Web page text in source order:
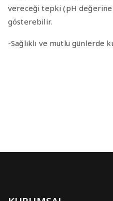
vereceği tepki (pH değerine
gösterebilir.
-Sağlıklı ve mutlu günlerde